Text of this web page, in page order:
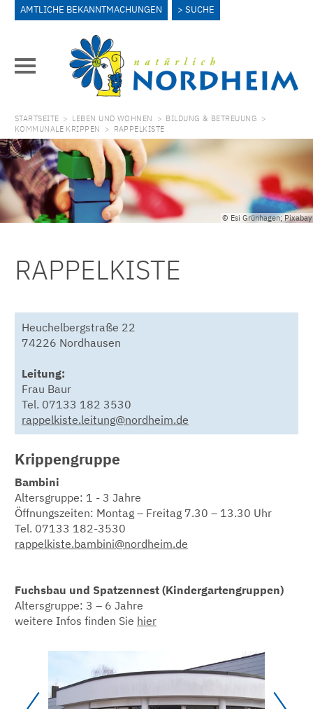
AMTLICHE BEKANNTMACHUNGEN SUCHE
STARTSEITE > LEBEN UND WOHNEN > BILDUNG & BETREUUNG >
KOMMUNALE KRIPPEN
> RAPPELKISTE
© Esi Grünhagen; Pixabay
RAPPELKISTE
Heuchelbergstraße 22
74226 Nordhausen
Leitung:
Frau Baur
Tel. 07133 182 3530
rappelkiste.leitung@nordheim.de
Krippengruppe
Bambini
Altersgruppe: 1 - 3 Jahre
Öffnungszeiten: Montag – Freitag 7.30 – 13.30 Uhr
Tel. 07133 182-3530
rappelkiste.bambini@nordheim.de
Fuchsbau und Spatzennest (Kindergartengruppen)
Altersgruppe: 3 – 6 Jahre
weitere Infos finden Sie hier